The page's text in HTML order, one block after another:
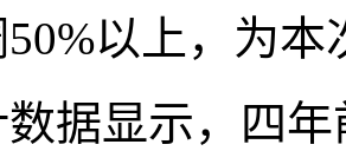
以上，为
显示，四年